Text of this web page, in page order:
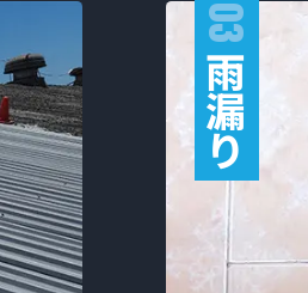
03
雨
漏
り